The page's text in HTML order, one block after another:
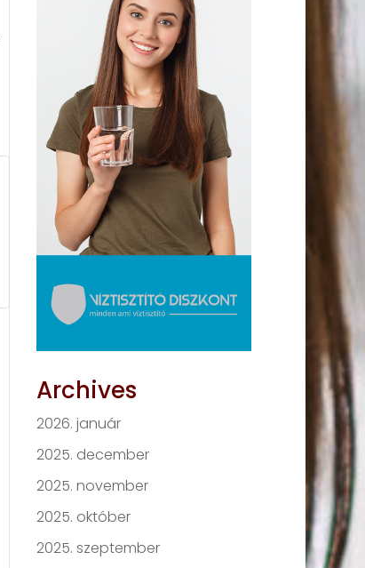
Archives
2026. január
2025. december
2025. november
2025. október
2025. szeptember